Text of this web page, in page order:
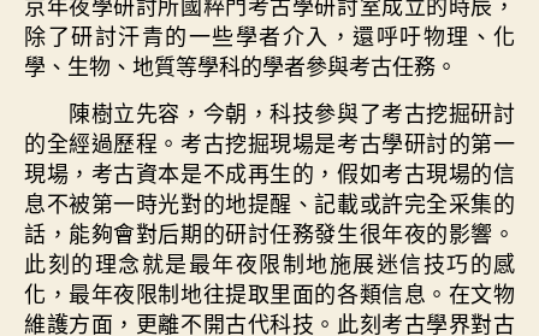
除了研討汗青的一些學者介入，還呼吁物理、化
學、生物、地質等學科的學者參與考古任務。
陳樹立先容，今朝，科技參與了考古挖掘研討
的全經過歷程。考古挖掘現場是考古學研討的第一
現場，考古資本是不成再生的，假如考古現場的信
息不被第一時光對的地提醒、記載或許完全采集的
話，能夠會對后期的研討任務發生很年夜的影響。
此刻的理念就是最年夜限制地施展迷信技巧的感
化，最年夜限制地往提取里面的各類信息。在文物
維護方面，更離不開古代科技。此刻考古學界對古